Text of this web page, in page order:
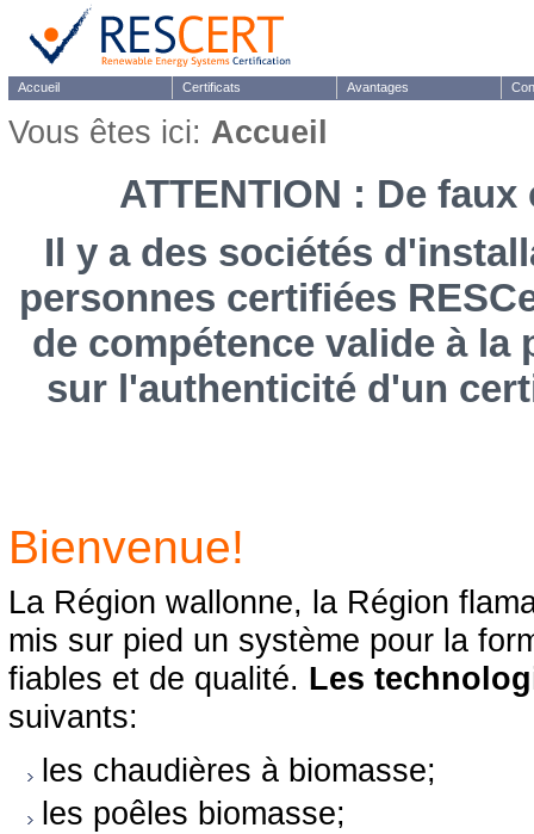
Accueil Certificats Avantages
Vous êtes ici: Accueil
ATTENTION : De
Il y a des sociétés
personnes certifiées
de compétence valide à la
sur l'authenticité d'un
Bienvenue!
La Région wallonne, la Région
mis sur pied un système pour la
fiables et de qualité. Les
suivants:
les chaudières à biomasse;
les poêles biomasse;